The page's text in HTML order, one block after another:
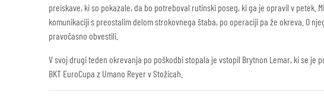
preiskave, ki so pokazale, da bo potreboval rutinski poseg, ki ga je opravil v petek.
komunikaciji s preostalim delom strokovnega štaba, po operaciji pa že okreva. O
pravočasno obvestili.
V svoj drugi teden okrevanja po poškodbi stopala je vstopil Brytnon Lemar, ki se je
BKT EuroCupa z Umano Reyer v Stožicah.